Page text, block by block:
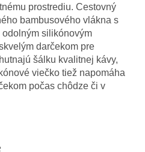
prostrediu. Cestovný
bambusového vlákna s
odolným silikónovým
darčekom pre
šálku kvalitnej kávy,
viečko tiež napomáha
počas chôdze či v